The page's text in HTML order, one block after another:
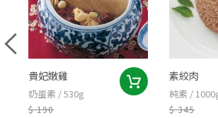
貴妃嫩雞
奶蛋素 / 530g
$ 190
素絞肉
純素 /
$ 345